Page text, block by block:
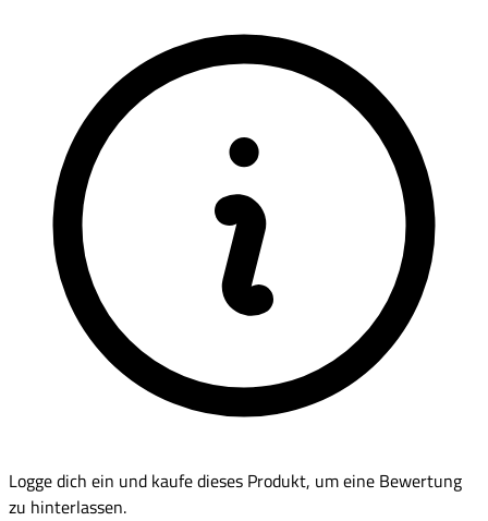
Logge dich ein und kaufe dieses Produkt, um eine Bewertung
zu hinterlassen.